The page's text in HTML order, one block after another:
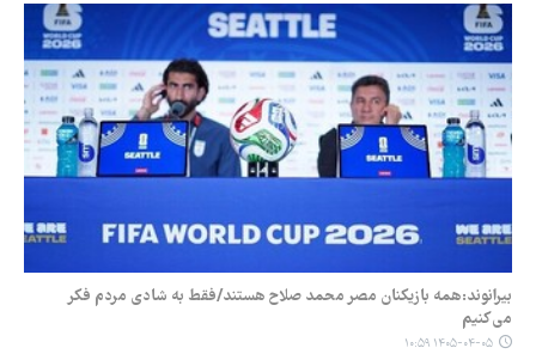
بیرانوند:همه بازیکنان مصر محمد صلاح هستند/فقط به شادی مردم فکر
می‌کنیم
۱۴۰۵-۰۴-۰۵ ۱۰:۵۹